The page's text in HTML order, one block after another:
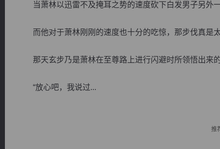
当萧林以迅雷不及掩耳之势的速度砍下白发男子另外
而他对于萧林刚刚的速度也十分的吃惊，那步伐真是
那天玄步乃是萧林在至尊路上进行闪避时所领悟出来
“放心吧，我说过...
推